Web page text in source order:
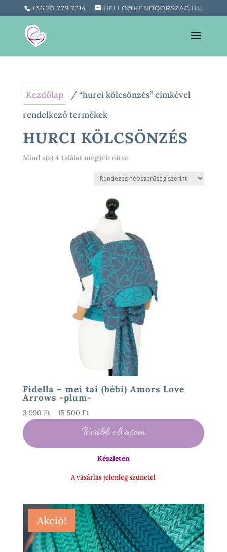
+36 70 779 7314 HELLO@KENDOORSZAG.HU
Kezdőlap
/ “hurci kölcsönzés” címkével
rendelkező termékek
HURCI KÖLCSÖNZÉS
Mind a(z) 4 találat megjelenítveSorted
popularity
Fidella – mei tai (bébi) Amors Love
Arrows -plum-
3 990 Ft – 15 500 FtÁrtartomány:
990 Ft
-
Tovább olvasom
Készleten
A vásárlás jelenleg szünetel
Akció!